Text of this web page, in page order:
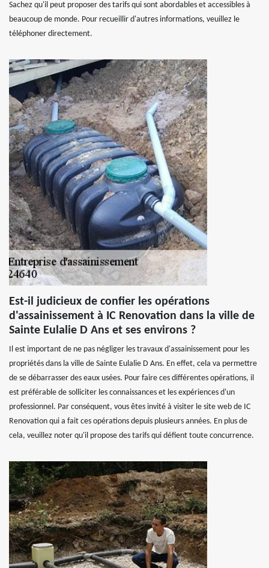
Sachez qu'il peut proposer des tarifs qui sont abordables et accessibles à
beaucoup de monde. Pour recueillir d'autres informations, veuillez le
téléphoner directement.
Est-il judicieux de confier les opérations
d'assainissement à IC Renovation dans la ville de
Sainte Eulalie D Ans et ses environs ?
Il est important de ne pas négliger les travaux d'assainissement pour les
propriétés dans la ville de Sainte Eulalie D Ans. En effet, cela va permettre
de se débarrasser des eaux usées. Pour faire ces différentes opérations, il
est préférable de solliciter les connaissances et les expériences d'un
professionnel. Par conséquent, vous êtes invité à visiter le site web de IC
Renovation qui a fait ces opérations depuis plusieurs années. En plus de
cela, veuillez noter qu'il propose des tarifs qui défient toute concurrence.